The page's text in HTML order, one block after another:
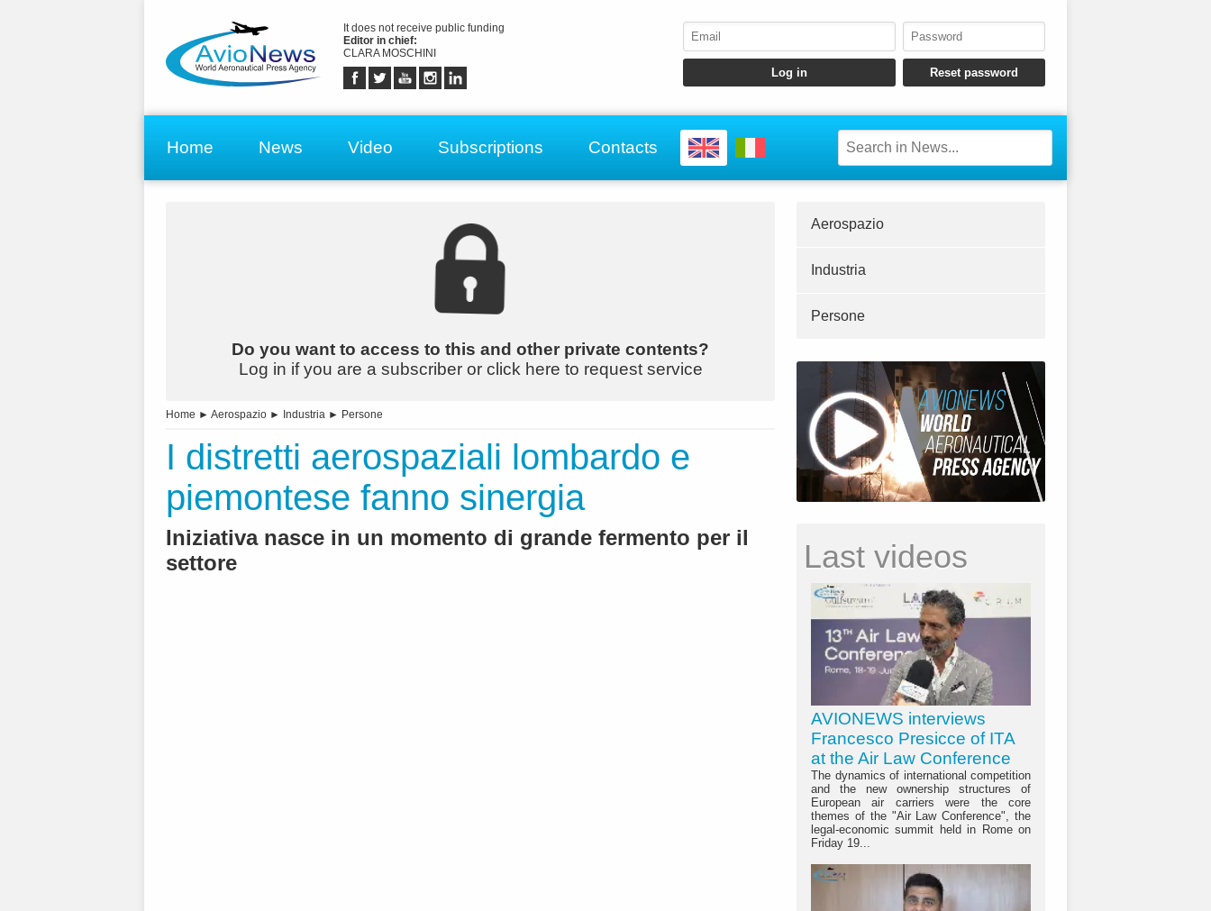
It does not receive public funding
Editor in chief:
CLARA MOSCHINI
Home News Video Subscriptions Contacts
Do you want to access to this and other private contents?
Log in if you are a subscriber or click here to request service
Home ► Aerospazio ► Industria ► Persone
I distretti aerospaziali lombardo e
piemontese fanno sinergia
Iniziativa nasce in un momento di grande fermento per il
settore
Aerospazio
Industria
Persone
Last videos
AVIONEWS interviews
Francesco Presicce of ITA
at the Air Law Conference
The dynamics of international competition
and the new ownership structures of
European air carriers were the core
themes of the "Air Law Conference", the
legal-economic summit held in Rome on
Friday 19...